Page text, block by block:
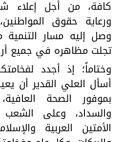
كافة، من أجل إعلاء
ورعاية حقوق
وصل إليه مسار
تجلت مظاهره في جميع
وختاماً؛ إذ أجدد
أسأل العلي القدير أن
بموفور الصحة
والسداد، وعلى
الأمتين العربية